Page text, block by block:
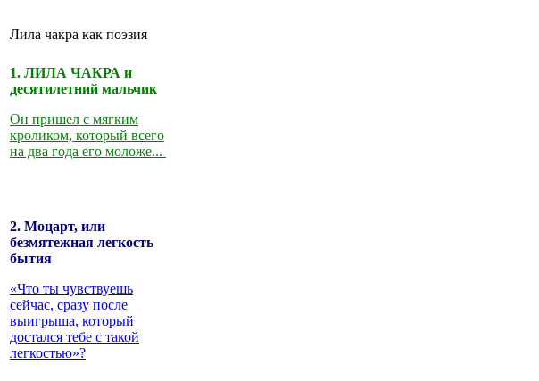
Лила чакра как поэзия
1. ЛИЛА ЧАКРА и
десятилетний мальчик
Он пришел с мягким
кроликом, который всего
на два года его моложе...
2. Моцарт, или
безмятежная легкость
бытия
«Что ты чувствуешь
сейчас, сразу после
выигрыша, который
достался тебе с такой
легкостью»?